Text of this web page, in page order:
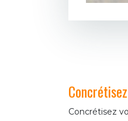
Concrétisez